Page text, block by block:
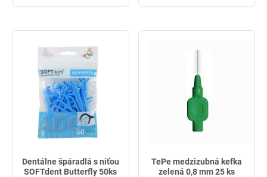
Dentálne špáradlá s niťou
SOFTdent Butterfly 50ks
TePe medzizubná kefka
zelená 0,8 mm 25 ks